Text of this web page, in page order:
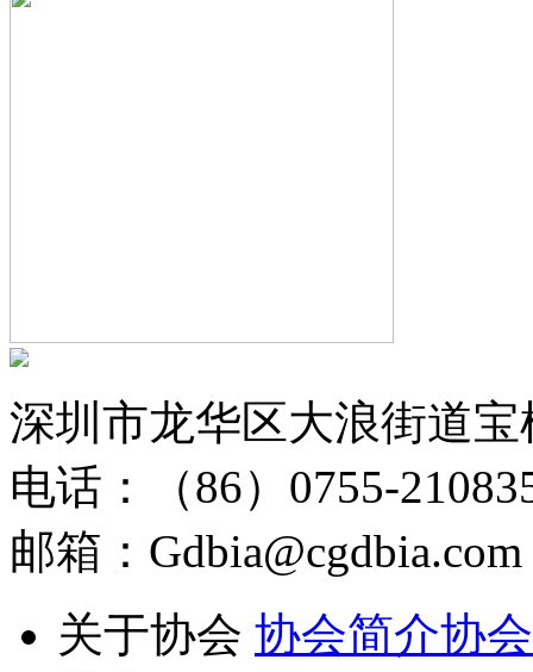
深圳市龙华区大浪街道
电话：（86）0755-
邮箱：Gdbia@cgdbia.com
关于协会 协会简介协